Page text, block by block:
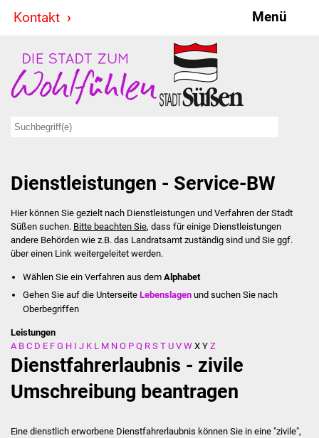
Kontakt Menü
Stadt & Politik
Bürgermeister
Ausschüsse
Ratsinformationssystem
Jugendbeirat
Summerrockfestival
Stadtverwaltung
Ansprechpartner
Dienstleistungen - Service-BW
Hier können Sie gezielt nach Dienstleistungen und Verfahren der Stadt
Süßen suchen. Bitte beachten Sie, dass für einige Dienstleistungen
andere Behörden wie z.B. das Landratsamt zuständig sind und Sie ggf.
über einen Link weitergeleitet werden.
Wählen Sie ein Verfahren aus dem Alphabet
Gehen Sie auf die UnterseiteLebenslagen und suchen Sie nach
Oberbegriffen
Leistungen
A B C D E F G H I J K L M N O P Q R S T U V W X Y Z
Dienstfahrerlaubnis - zivile
Umschreibung beantragen
Eine dienstlich erworbene Dienstfahrerlaubnis können Sie in eine "zivile",